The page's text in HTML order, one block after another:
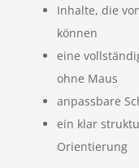
Inhalte, die
können
eine
ohne Maus
anpassbare
ein klar
Orientierung